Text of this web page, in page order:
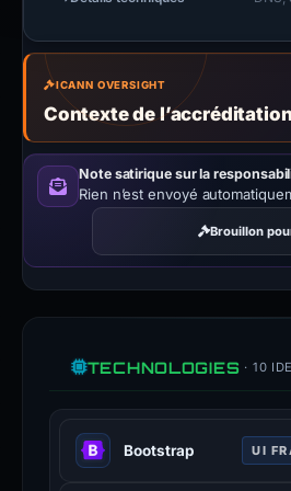
ICANN OVERSIGHT
Contexte de
Note satirique sur la
Rien n’est envoyé
Brouillon
TECHNOLOGIES · 10
Bootstrap UI